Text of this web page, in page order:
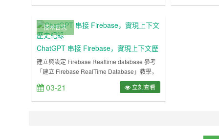
们与计算交互方式的演变迈出了重要的一步，这
的生产力增长。” 根据介绍，……
Copilot），旨
技术日志
ChatGPT 串接 Firebase，實現上下文歷
史紀錄
建立與設定 Firebase Realtime database 參考
「建立 Firebase RealTime Database」教學，
建立一個 Firebase Realtime database。 參考
「設定 Firebase RealTime Database 安全規
則」教學，將讀取和寫入的規則都設為 true。
03-21 立刻查看